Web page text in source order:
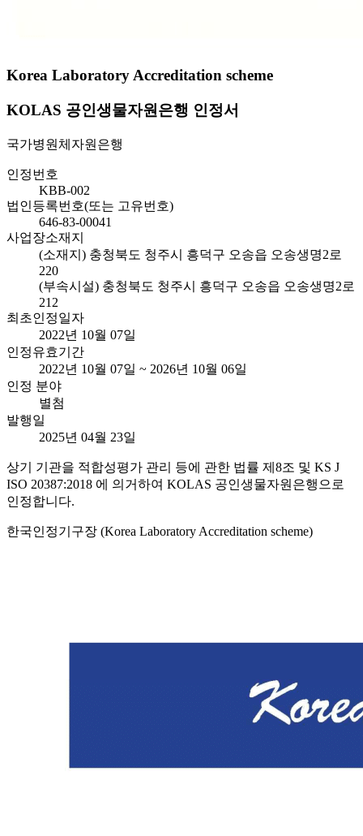
Korea Laboratory Accreditation scheme
KOLAS 공인생물자원은행 인정서
국가병원체자원은행
인정번호
KBB-002
법인등록번호(또는 고유번호)
646-83-00041
사업장소재지
(소재지) 충청북도 청주시 흥덕구 오송읍 오송생명2로
220
(부속시설) 충청북도 청주시 흥덕구 오송읍 오송생명2로
212
최초인정일자
2022년 10월 07일
인정유효기간
2022년 10월 07일 ~ 2026년 10월 06일
인정 분야
별첨
발행일
2025년 04월 23일
상기 기관을 적합성평가 관리 등에 관한 법률 제8조 및 KS J
ISO 20387:2018 에 의거하여 KOLAS 공인생물자원은행으로
인정합니다.
한국인정기구장 (Korea Laboratory Accreditation scheme)